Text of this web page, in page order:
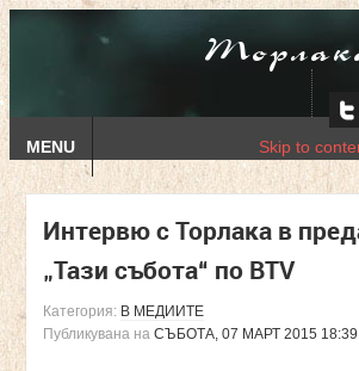
MENU Skip to
Интервю с Торлака в
„Тази събота“ по BTV
Категория: В МЕДИИТЕ
Публикувана на СЪБОТА, 07 МАРТ 2015 18:39